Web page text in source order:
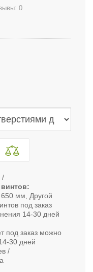
0
мм, Другой
под заказ
14-30 дней
под заказ можно
30 дней